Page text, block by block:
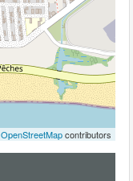
OpenStreetMapcontributors